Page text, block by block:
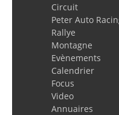
Circuit
Peter Auto
Rallye
Montagne
Evènements
Calendrier
Focus
Video
Annuaires